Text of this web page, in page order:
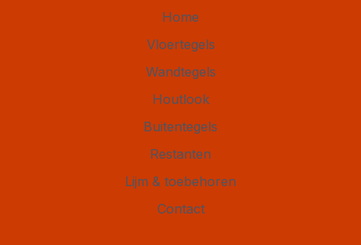
Home
Vloertegels
Wandtegels
Houtlook
Buitentegels
Restanten
Lijm & toebehoren
Contact